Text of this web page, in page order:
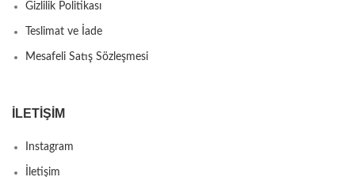
Gizlilik Politikası
Teslimat ve İade
Mesafeli Satış Sözleşmesi
İLETIŞIM
Instagram
İletişim